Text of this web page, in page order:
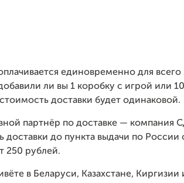
единовременно для всего
ли вы 1 коробку с игрой или
доставки будет одинаковой.
партнёр по доставке — компания
доставки до пункта выдачи по России
250 рублей.
в Беларуси, Казахстане,